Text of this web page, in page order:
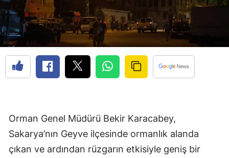
Orman Genel Müdürü Bekir Karacabey,
Sakarya’nın Geyve ilçesinde ormanlık alanda
çıkan ve ardından rüzgarın etkisiyle geniş bir